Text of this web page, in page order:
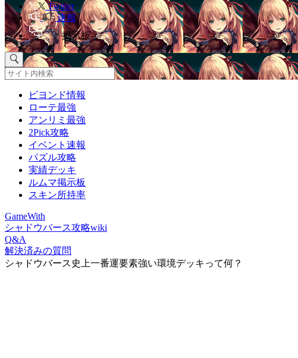
Twitter
速報
掲示板
ビヨンド情報
ローテ最強
アンリミ最強
2Pick攻略
イベント速報
パズル攻略
実績デッキ
ルムマ掲示板
スキン所持率
GameWith
シャドウバース攻略wiki
Q&A
解決済みの質問
シャドウバース史上一番運要素強い環境デッキって何？